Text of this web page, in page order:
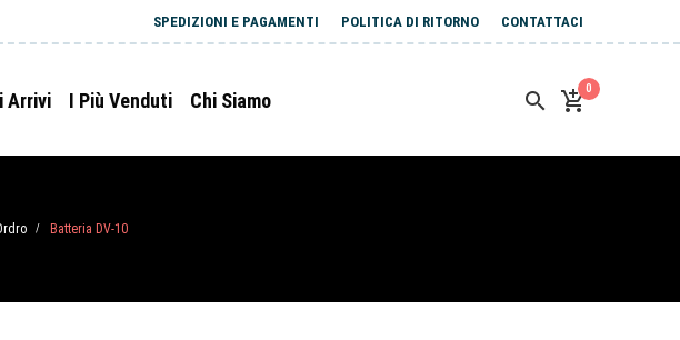
SPEDIZIONI E PAGAMENTI POLITICA DI RITORNO CONTATTACI
Arrivi I Più Venduti Chi Siamo
0
/ Batteria DV-10